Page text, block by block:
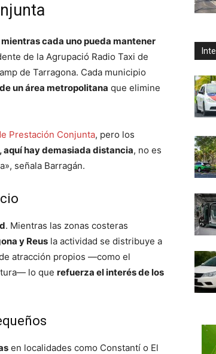
cada uno pueda mantener
de la Agrupació Radio Taxi de
de Tarragona. Cada municipio
un área metropolitana que elimine
Prestación Conjunta, pero los
hay demasiada distancia, no es
señala Barragán.
. Mientras las zonas costeras
y Reus la actividad se distribuye a
atracción propios —como el
lo que refuerza el interés de los
en localidades como Constantí o El